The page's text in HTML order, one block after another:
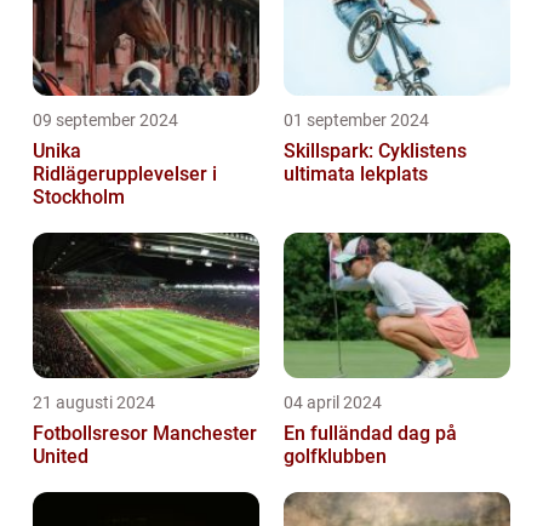
09 september 2024
Unika
Ridlägerupplevelser i
Stockholm
01 september 2024
Skillspark: Cyklistens
ultimata lekplats
21 augusti 2024
Fotbollsresor Manchester
United
04 april 2024
En fulländad dag på
golfklubben